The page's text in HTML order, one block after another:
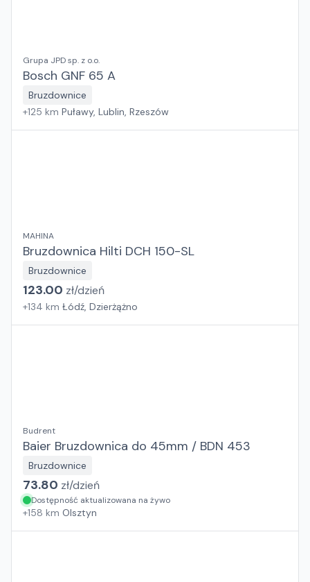
Grupa JPD sp. z o.o.
Bosch GNF 65 A
Bruzdownice
+125 km Puławy, Lublin, Rzeszów
MAHINA
Bruzdownica Hilti DCH 150-SL
Bruzdownice
123.00 zł/dzień
+134 km Łódź, Dzierżążno
Budrent
Baier Bruzdownica do 45mm / BDN 453
Bruzdownice
73.80 zł/dzień
Dostępność aktualizowana na żywo
+158 km Olsztyn